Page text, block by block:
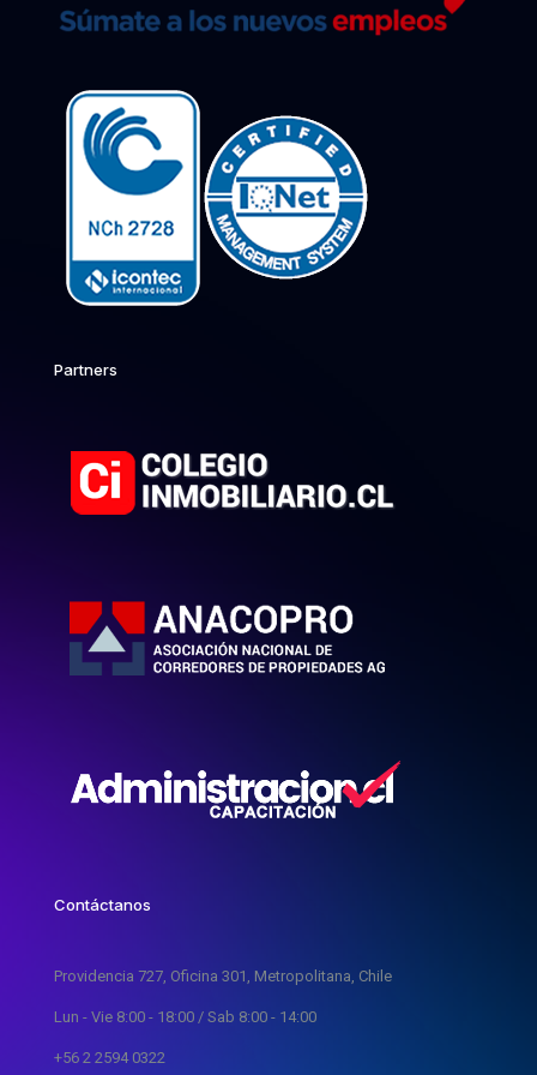
Partners
Contáctanos
Providencia 727, Oficina 301, Metropolitana, Chile
Lun - Vie 8:00 - 18:00 / Sab 8:00 - 14:00
+56 2 2594 0322